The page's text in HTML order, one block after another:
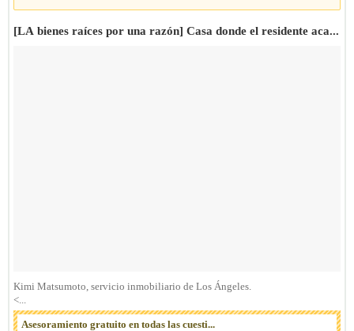
[LA bienes raíces por una razón] Casa donde el residente aca...
Kimi Matsumoto, servicio inmobiliario de Los Ángeles.
<...
Asesoramiento gratuito en todas las cuesti...